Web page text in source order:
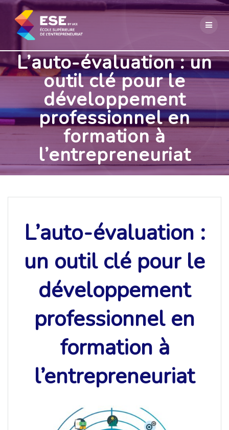
Passer
L’auto-évaluation : un
outil clé pour le
développement
professionnel en
formation à
l’entrepreneuriat
L’auto-évaluation :
un outil clé pour le
développement
professionnel en
formation à
l’entrepreneuriat